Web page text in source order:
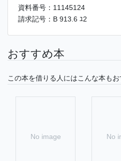
資料番号：11145124
請求記号：B 913.6 ﾕ2
おすすめ本
この本を借りる人にはこんな本もお
No image No